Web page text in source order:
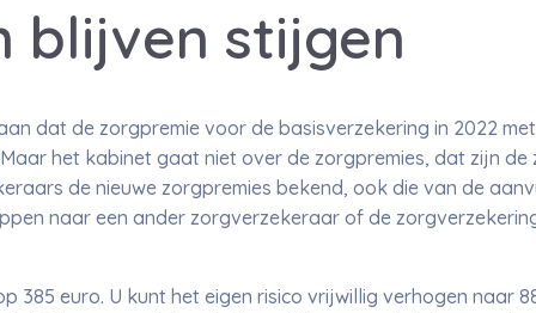
blijven stijgen
dat de zorgpremie voor de basisverzekering in 2022
het kabinet gaat niet over de zorgpremies, dat zijn de
de nieuwe zorgpremies bekend, ook die van de
naar een ander zorgverzekeraar of de
385 euro. U kunt het eigen risico vrijwillig verhogen naar